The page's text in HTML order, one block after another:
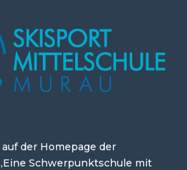
der Homepage der
Schwerpunktschule mit